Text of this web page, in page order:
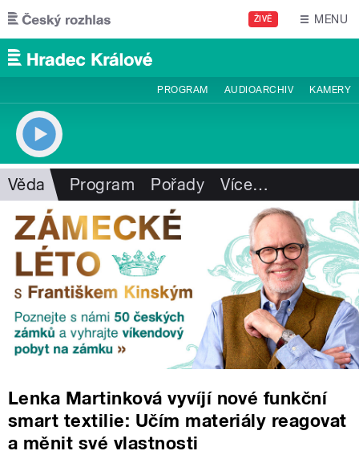
Přejít k hlavnímu obsahu
ŽIVĚ MENU
PROGRAM AUDIOARCHIV KAMERY
Věda Program Pořady Více…
Lenka Martinková vyvíjí nové funkční
smart textilie: Učím materiály reagovat
a měnit své vlastnosti